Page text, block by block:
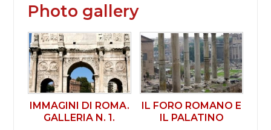
Photo gallery
IMMAGINI DI ROMA.
GALLERIA N. 1.
IL FORO ROMANO E
IL PALATINO